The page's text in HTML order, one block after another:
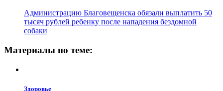
Администрацию Благовещенска обязали выплатить 50
тысяч рублей ребенку после нападения бездомной
собаки
Материалы по теме:
Здоровье